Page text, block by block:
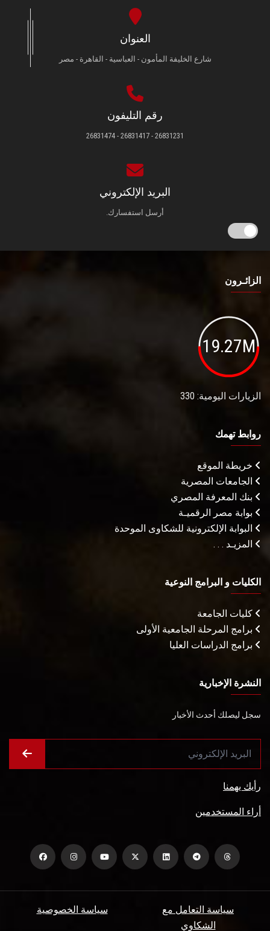
العنوان
شارع الخليفة المأمون - العباسية - القاهرة - مصر
رقم التليفون
26831231 - 26831417 - 26831474
البريد الإلكتروني
أرسل استفسارك.
الزائـرون
19.27M
الزيارات اليومية: 330
روابط تهمك
خريطة الموقع
الجامعات المصرية
بنك المعرفة المصري
بوابة مصر الرقميـة
البوابة الإلكترونية للشكاوى الموحدة
المزيـد . . .
الكليات و البرامج النوعية
كليات الجامعة
برامج المرحلة الجامعية الأولى
برامج الدراسات العليا
النشرة الإخبارية
سجل ليصلك أحدث الأخبار
رأيك يهمنا
أراء المستخدمين
سياسة الخصوصية
سياسة التعامل مع
الشكاوي